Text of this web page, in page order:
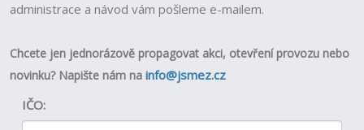
administrace a návod vám pošleme e-mailem.
Chcete jen jednorázově propagovat akci, otevření provozu nebo
novinku? Napište nám nainfo@jsmez.cz
IČO: